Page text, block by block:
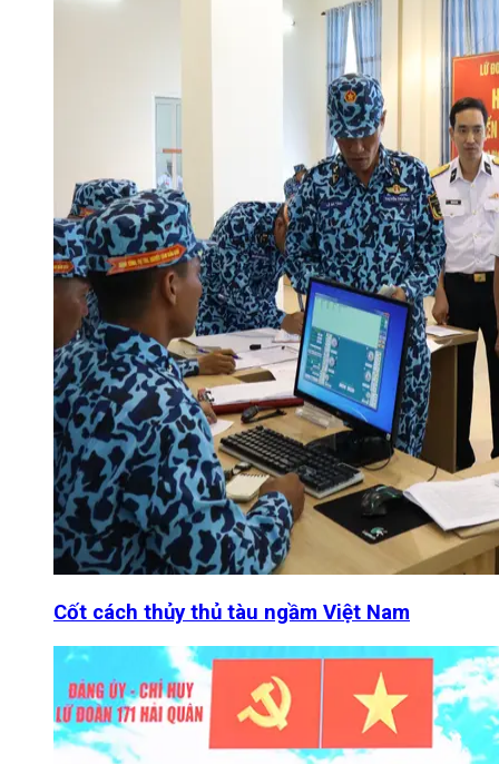
Cốt cách thủy thủ tàu ngầm Việt Nam